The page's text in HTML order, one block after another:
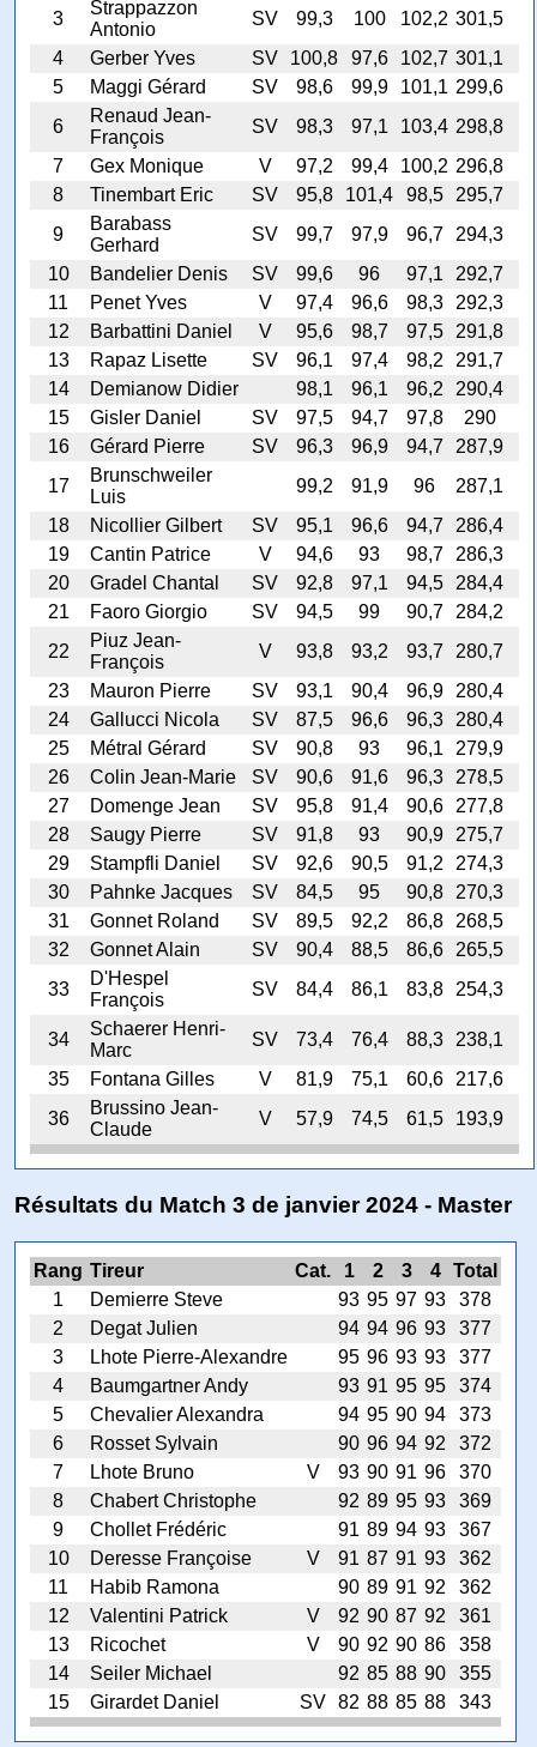
3
Strappazzon
Antonio
SV 99,3 100 102,2 301,5
4
Gerber Yves SV 100,8 97,6 102,7 301,1
5
Maggi Gérard SV 98,6 99,9 101,1 299,6
6
Renaud Jean-
François
SV 98,3 97,1 103,4 298,8
7
Gex Monique V 97,2 99,4 100,2 296,8
8
Tinembart Eric SV 95,8 101,4 98,5
295,7
9
Barabass
Gerhard
SV 99,7 97,9 96,7
294,3
10
Bandelier Denis SV 99,6 96 97,1
292,7
11
Penet Yves V 97,4 96,6 98,3
292,3
12
Barbattini Daniel V 95,6 98,7 97,5
291,8
13
Rapaz Lisette SV 96,1 97,4 98,2
291,7
14
Demianow Didier 98,1 96,1 96,2
290,4
15
Gisler Daniel SV 97,5 94,7 97,8
290
16
Gérard Pierre SV 96,3 96,9 94,7
287,9
17
Brunschweiler
Luis
99,2 91,9 96
287,1
18
Nicollier Gilbert SV 95,1 96,6 94,7
286,4
19
Cantin Patrice V 94,6 93 98,7
286,3
20
Gradel Chantal SV 92,8 97,1 94,5
284,4
21
Faoro Giorgio SV 94,5 99 90,7
284,2
22
Piuz Jean-
François
V 93,8 93,2 93,7
280,7
23
Mauron Pierre SV 93,1 90,4 96,9
280,4
24
Gallucci Nicola SV 87,5 96,6 96,3
280,4
25
Métral Gérard SV 90,8 93 96,1
279,9
26
Colin Jean-Marie SV 90,6 91,6 96,3
278,5
27
Domenge Jean SV 95,8 91,4 90,6
277,8
28
Saugy Pierre SV 91,8 93 90,9
275,7
29
Stampfli Daniel SV 92,6 90,5 91,2
274,3
30
Pahnke Jacques SV 84,5 95 90,8
270,3
31
Gonnet Roland SV 89,5 92,2 86,8
268,5
32
Gonnet Alain SV 90,4 88,5 86,6
265,5
33
D'Hespel
François
SV 84,4 86,1 83,8 254,3
34
Schaerer Henri-
Marc
SV 73,4 76,4 88,3
238,1
35
Fontana Gilles V 81,9 75,1 60,6
217,6
36
Brussino Jean-
Claude
V 57,9 74,5 61,5 193,9
Résultats du Match 3 de janvier 2024 - Master
Rang Tireur Cat. 1 2 3 4
Total
1
Demierre Steve 93 95 97 93
378
2
Degat Julien 94 94 96 93
377
3
Lhote Pierre-Alexandre 95 96 93 93
377
4
Baumgartner Andy 93 91 95 95
374
5
Chevalier Alexandra 94 95 90 94
373
6
Rosset Sylvain 90 96 94 92
372
7
Lhote Bruno V 93 90 91 96
370
8
Chabert Christophe 92 89 95 93
369
9
Chollet Frédéric 91 89 94 93
367
10
Deresse Françoise V 91 87 91 93
362
11
Habib Ramona 90 89 91 92
362
12
Valentini Patrick V 92 90 87 92
361
13
Ricochet V 90 92 90 86
358
14
Seiler Michael 92 85 88 90
355
15
Girardet Daniel SV 82 88 85 88 343